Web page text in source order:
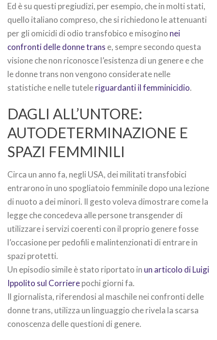
Ed è su questi pregiudizi, per esempio, che in molti stati,
quello italiano compreso, che si richiedono le attenuanti
per gli omicidi di odio transfobico e misogino nei
confronti delle donne trans e, sempre secondo questa
visione che non riconosce l’esistenza di un genere e che
le donne trans non vengono considerate nelle
statistiche e nelle tuteleriguardanti il femminicidio.
DAGLI ALL’UNTORE:
AUTODETERMINAZIONE E
SPAZI FEMMINILI
Circa un anno fa, negli USA, dei militati transfobici
entrarono in uno spogliatoio femminile dopo una lezione
di nuoto a dei minori. Il gesto voleva dimostrare come la
legge che concedeva alle persone transgender di
utilizzare i servizi coerenti con il proprio genere fosse
l’occasione per pedofili e malintenzionati di entrare in
spazi protetti.
Un episodio simile è stato riportato in un articolo di Luigi
Ippolito sul Corrierepochi giorni fa.
Il giornalista, riferendosi al maschile nei confronti delle
donne trans, utilizza un linguaggio che rivela la scarsa
conoscenza delle questioni di genere.